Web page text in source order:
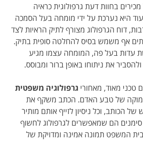
בחוות דעת גרפולוגית כראיה
היא נערכת על ידי מומחה בעל הסמכה
דוח הגרפולוג מצורף לתיק הראיות לצד
אף משמש בסיס להחלטה סופית בתיק.
עדות בעל פה, המומחה עצמו מגיע
את ניתוחו באופן ברור ומבוסס.
מאוד, מאחורי גרפולוגיה משפטית
של טבע האדם. הכתב משקף את
הכותב, וכל ניסיון לזייף אותם מותיר
סימנים הם שמאפשרים לגרפולוג לחשוף
המשפט תמונה אמינה ומדויקת של